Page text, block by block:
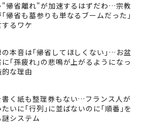
"帰省離れ"が加速するはずだわ…宗教
帰省も墓参りも単なるブームだった｣
するワケ
の本音は｢帰省してほしくない｣…お盆
に｢孫疲れ｣の悲鳴が上がるようになっ
な理由
書く紙も整理券もない…フランス人が
たいに｢行列｣に並ばないのに｢順番｣を
システム